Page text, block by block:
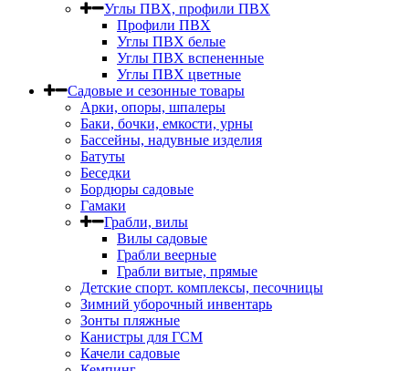
Углы ПВХ, профили ПВХ
Профили ПВХ
Углы ПВХ белые
Углы ПВХ вспененные
Углы ПВХ цветные
Садовые и сезонные товары
Арки, опоры, шпалеры
Баки, бочки, емкости, урны
Бассейны, надувные изделия
Батуты
Беседки
Бордюры садовые
Гамаки
Грабли, вилы
Вилы садовые
Грабли веерные
Грабли витые, прямые
Детские спорт. комплексы, песочницы
Зимний уборочный инвентарь
Зонты пляжные
Канистры для ГСМ
Качели садовые